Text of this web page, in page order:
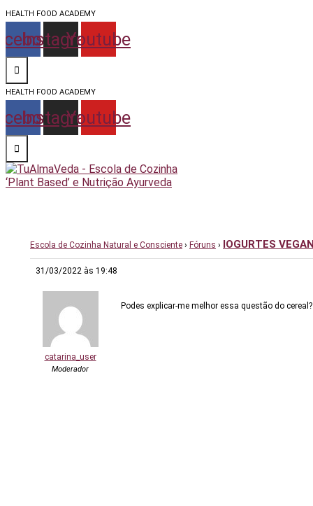
HEALTH FOOD ACADEMY
Instagram
Youtube
HEALTH FOOD ACADEMY
Instagram
Youtube
Escola de Cozinha Natural e Consciente › Fóruns › IOGURTES
31/03/2022 às 19:48
catarina_user
Moderador
Podes explicar-me melhor essa questão do cereal?